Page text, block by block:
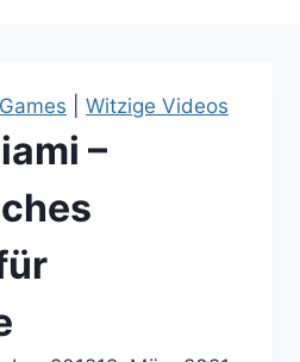
Witzige Videos
–